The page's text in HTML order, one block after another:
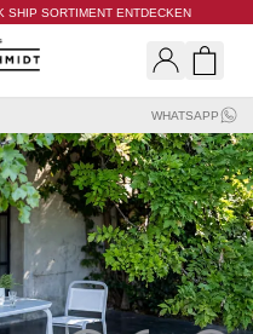
SHIP SORTIMENT ENTDECKEN
WHATSAPP